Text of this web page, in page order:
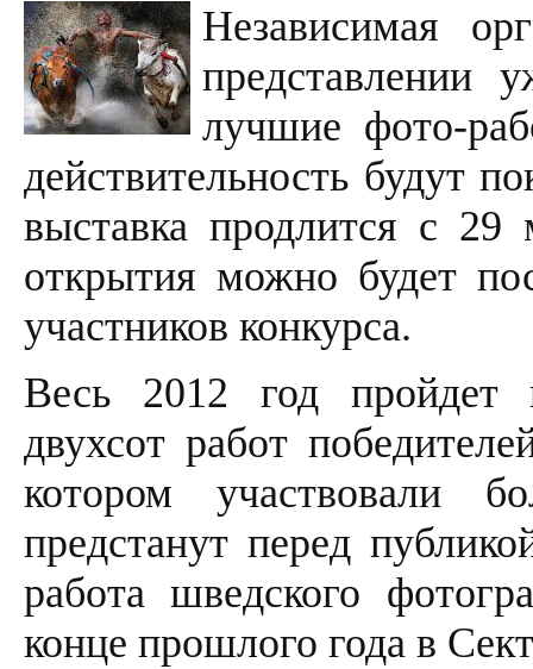
Независимая
представлении
лучшие фото-
действительность будут
выставка продлится с
открытия можно будет
участников конкурса.
Весь 2012 год пройдет
двухсот работ
котором участвовали
предстанут перед
работа шведского
конце прошлого года в